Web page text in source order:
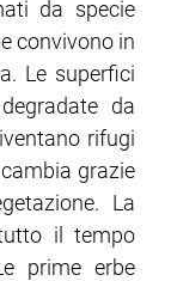
da specie
convivono in
Le superfici
da
rifugi
grazie
La
il tempo
prime erbe